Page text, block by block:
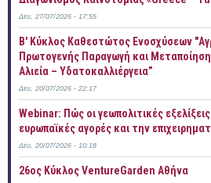
Δευ, 27/07/2026 - 17:55
B' Κύκλος Καθεστώτος Ενοσχύσεων
Πρωτογενής Παραγωγή και
Αλιεία – Υδατοκαλλιέργεια”
Δευ, 20/07/2026 - 22:17
Webinar: Πώς οι γεωπολιτικές
ευρωπαϊκές αγορές και την
Δευ, 20/07/2026 - 10:18
26ος Κύκλος VentureGarden Αθήνα